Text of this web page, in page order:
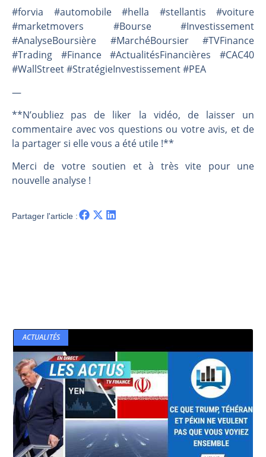
#forvia #automobile #hella #stellantis #voiture
#marketmovers #Bourse #Investissement
#AnalyseBoursière #MarchéBoursier #TVFinance
#Trading #Finance #ActualitésFinancières #CAC40
#WallStreet #StratégieInvestissement #PEA
—
**N’oubliez pas de liker la vidéo, de laisser un
commentaire avec vos questions ou votre avis, et de
la partager si elle vous a été utile !**
Merci de votre soutien et à très vite pour une
nouvelle analyse !
Partager l'article :
ACTUALITÉS